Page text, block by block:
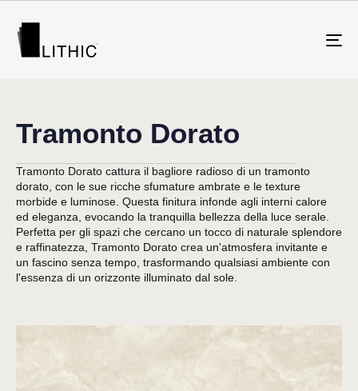
Tramonto Dorato
Tramonto Dorato cattura il bagliore radioso di un tramonto
dorato, con le sue ricche sfumature ambrate e le texture
morbide e luminose. Questa finitura infonde agli interni calore
ed eleganza, evocando la tranquilla bellezza della luce serale.
Perfetta per gli spazi che cercano un tocco di naturale splendore
e raffinatezza, Tramonto Dorato crea un'atmosfera invitante e
un fascino senza tempo, trasformando qualsiasi ambiente con
l'essenza di un orizzonte illuminato dal sole.